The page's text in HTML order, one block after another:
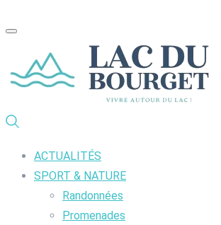
ACTUALITÉS
SPORT & NATURE
Randonnées
Promenades